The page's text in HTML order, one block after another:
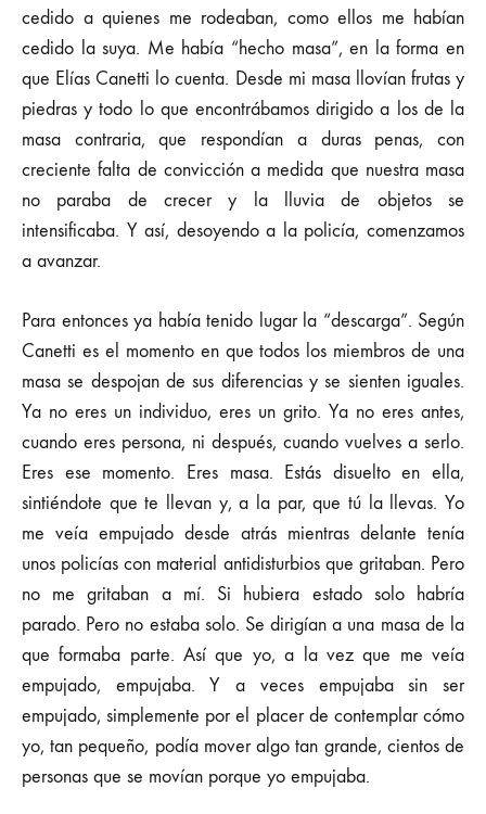
cedido a quienes me rodeaban, como ellos me habían
cedido la suya. Me había “hecho masa”, en la forma en
que Elías Canetti lo cuenta. Desde mi masa llovían frutas y
piedras y todo lo que encontrábamos dirigido a los de la
masa contraria, que respondían a duras penas, con
creciente falta de convicción a medida que nuestra masa
no paraba de crecer y la lluvia de objetos se
intensificaba. Y así, desoyendo a la policía, comenzamos
a avanzar.
Para entonces ya había tenido lugar la “descarga”. Según
Canetti es el momento en que todos los miembros de una
masa se despojan de sus diferencias y se sienten iguales.
Ya no eres un individuo, eres un grito. Ya no eres antes,
cuando eres persona, ni después, cuando vuelves a serlo.
Eres ese momento. Eres masa. Estás disuelto en ella,
sintiéndote que te llevan y, a la par, que tú la llevas. Yo
me veía empujado desde atrás mientras delante tenía
unos policías con material antidisturbios que gritaban. Pero
no me gritaban a mí. Si hubiera estado solo habría
parado. Pero no estaba solo. Se dirigían a una masa de la
que formaba parte. Así que yo, a la vez que me veía
empujado, empujaba. Y a veces empujaba sin ser
empujado, simplemente por el placer de contemplar cómo
yo, tan pequeño, podía mover algo tan grande, cientos de
personas que se movían porque yo empujaba.